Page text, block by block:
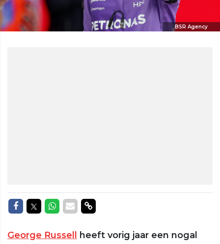
BSR Agency
Delen op Facebook
Delen op Twitter
Delen op Whatsapp
Delen via Mail
Delen via link
George Russell heeft vorig jaar een nogal